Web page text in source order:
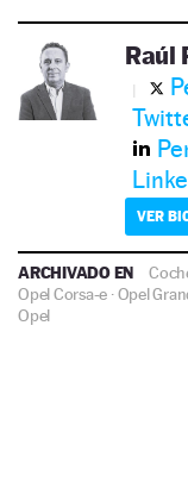
Raúl
VER
ARCHIVADO EN
Opel Corsa-e ·Opel
Opel